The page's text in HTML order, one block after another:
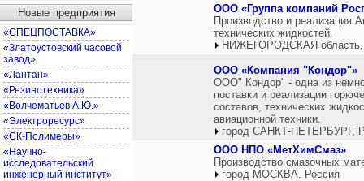
Новые предприятия
«СПЕЦПОСТАВКА»
«Златоустовский часовой
завод»
«Лантан»
«Резинотехника»
«Волчематьев А.Ю.»
«Электроресурс»
«СК-Полимеры»
«Научно-
исследовательский
инженерный институт»
ООО «Группа компаний
Производство и реализация
технических жидкостей.
НИЖЕГОРОДСКАЯ область,
ООО «Компания "Кондор"»
ООО" Кондор" - одна из
поставки и реализации
составов, технических
авиационной техники.
город САНКТ-ПЕТЕРБУРГ,
ООО НПО «МетХимСмаз»
Производство смазочных
город МОСКВА, Россия